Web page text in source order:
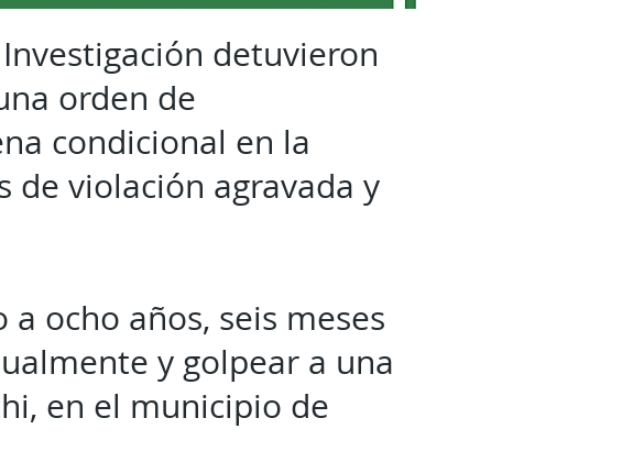
detuvieron
orden de
condicional en la
de violación agravada y
ocho años, seis meses
y golpear a una
en el municipio de